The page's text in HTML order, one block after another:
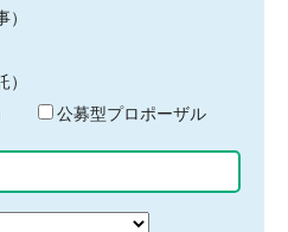
公募型プロポーザル